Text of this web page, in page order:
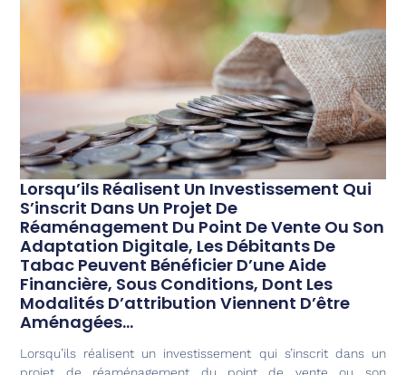
Lorsqu’ils Réalisent Un Investissement Qui
S’inscrit Dans Un Projet De
Réaménagement Du Point De Vente Ou Son
Adaptation Digitale, Les Débitants De
Tabac Peuvent Bénéficier D’une Aide
Financière, Sous Conditions, Dont Les
Modalités D’attribution Viennent D’être
Aménagées…
Lorsqu’ils réalisent un investissement qui s’inscrit dans un